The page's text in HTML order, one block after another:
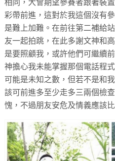
相同，大會期望參賽者跟著裝
彩帶前進，這對於我這個沒有
是難上加難。在前往第二補給
友一起拍跳，在此多謝文神和
是要照顧我，或許他們可繼續
神擔心我未能掌握那個電話程
可能是未知之數，但若不是和
該可前進多至少走多三兩個檢
愧，不過朋友安危及情義應該